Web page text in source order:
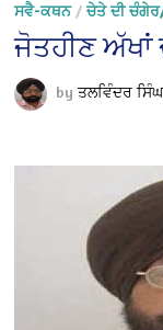
ਸਵੈ-ਕਥਨ/ਚੇਤੇ ਦੀ
ਜੋਤਹੀਣ ਅੱਖਾਂ
byਤਲਵਿੰਦਰ ਸਿੰਘ